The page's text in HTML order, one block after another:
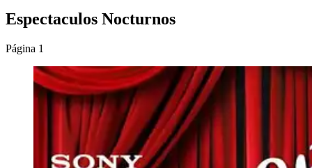
Espectaculos Nocturnos
Página 1